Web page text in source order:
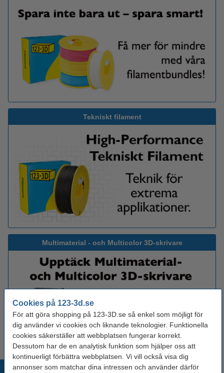
Cookies på 123-3d.se
För att göra shopping på 123-3D.se så enkel som möjligt för
dig använder vi cookies och liknande teknologier. Funktionella
cookies säkerställer att webbplatsen fungerar korrekt.
Dessutom har de en analytisk funktion som hjälper oss att
kontinuerligt förbättra webbplatsen. Vi vill också visa dig
annonser som matchar dina intressen och använder därför
Tekniskt filament
Multimaterial - och Multicolor 3D-skrivare
Nyheter